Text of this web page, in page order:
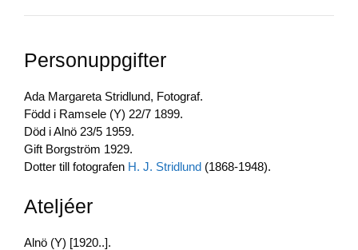
t
ail ail c
b
o
o
k
n
p
a
Personuppgifter
Ada Margareta Stridlund, Fotograf.
Född i Ramsele (Y) 22/7 1899.
Död i Alnö 23/5 1959.
Gift Borgström 1929.
Dotter till fotografen H. J. Stridlund (1868-1948).
Ateljéer
Alnö (Y) [1920..].